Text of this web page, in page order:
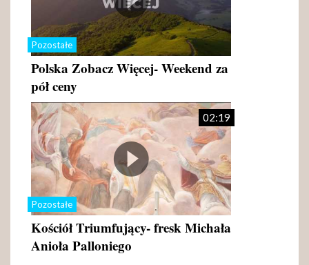
Pozostałe
Polska Zobacz Więcej- Weekend za
pół ceny
Pozostałe
02:19
Kościół Triumfujący- fresk Michała
Anioła Palloniego